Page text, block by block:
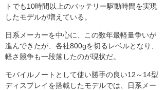
トでも10時間以上のバッテリー駆動時間を実現
したモデルが増えている。
日系メーカーを中心に、この数年最軽量争いが
進んできたが、各社800gを切るレベルとなり、
軽さ競争も一段落したのが現状だ。
モバイルノートとして使い勝手の良い12～14型
ディスプレイを搭載したモデルでは、日系メー